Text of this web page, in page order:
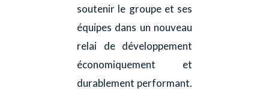
soutenir le groupe et ses
équipes dans un nouveau
relai de développement
économiquement et
durablement performant.